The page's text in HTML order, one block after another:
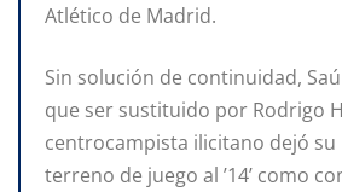
Atlético de Madrid.
Sin solución de continuidad,
que ser sustituido por Rodrigo
centrocampista ilicitano dejó su
terreno de juego al ’14’ como